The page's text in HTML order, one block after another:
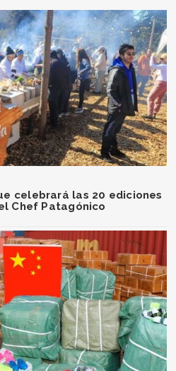
celebrará las 20 ediciones
Chef Patagónico